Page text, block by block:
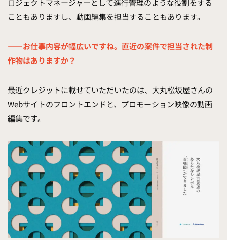
こともありますし、動画編集を担当することもあります。
——お仕事内容が幅広いですね。直近の案件で担当された制
作物はありますか？
最近クレジットに載せていただいたのは、大丸松坂屋さんの
Webサイトのフロントエンドと、プロモーション映像の動画
編集です。